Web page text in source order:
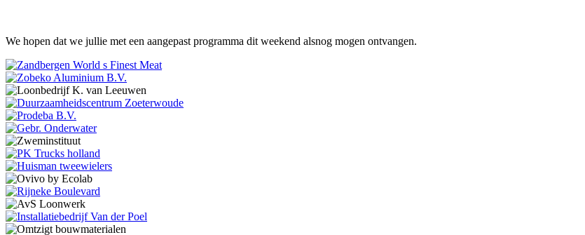
We hopen dat we jullie met een aangepast programma dit weekend alsnog mogen ontvangen.